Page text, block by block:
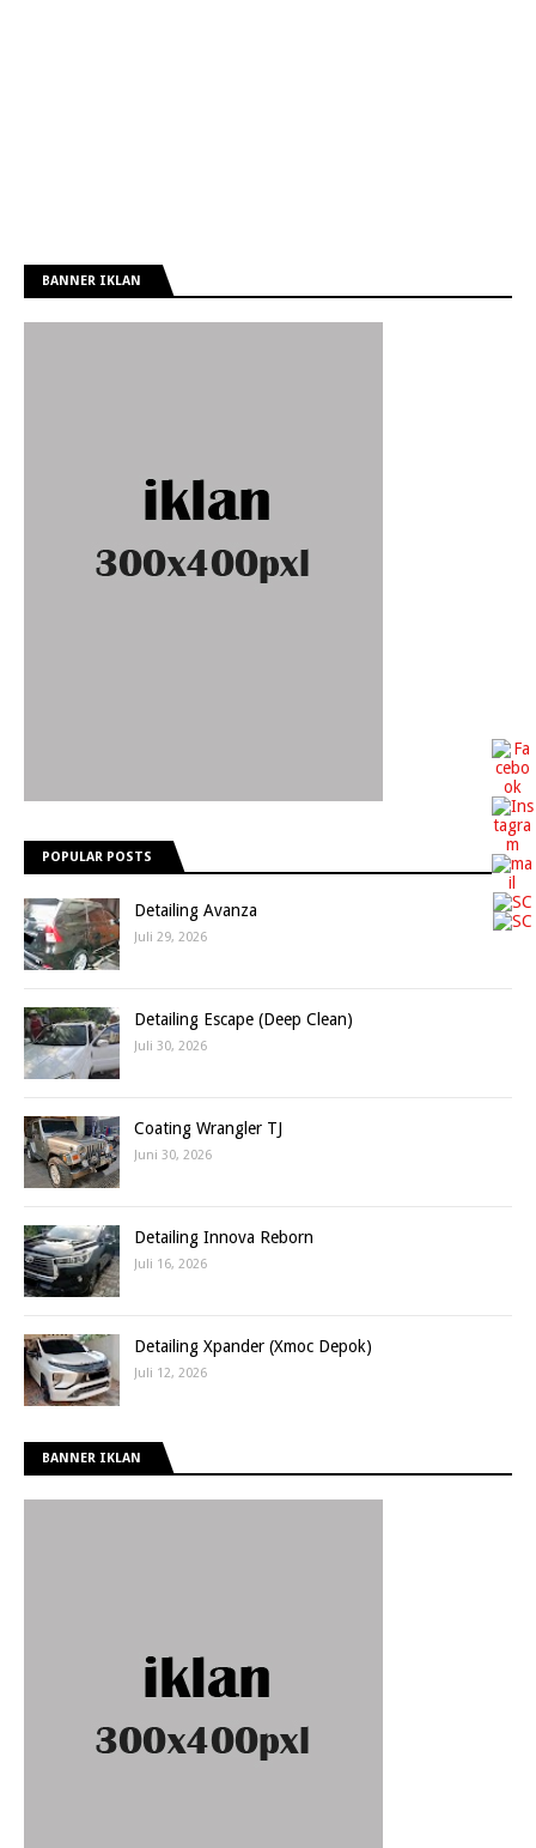
BANNER IKLAN
POPULAR POSTS
Detailing Avanza
Juli 29, 2026
Detailing Escape (Deep Clean)
Juli 30, 2026
Coating Wrangler TJ
Juni 30, 2026
Detailing Innova Reborn
Juli 16, 2026
Detailing Xpander (Xmoc Depok)
Juli 12, 2026
BANNER IKLAN